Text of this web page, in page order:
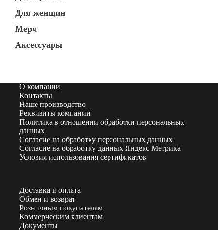
Для женщин
Мерч
Аксессуары
О компании
Контакты
Наше производство
Реквизиты компании
Политика в отношении обработки персональных
данных
Согласие на обработку персональных данных
Согласие на обработку данных Яндекс Метрика
Условия использования сертификатов
Доставка и оплата
Обмен и возврат
Розничным покупателям
Коммерческим клиентам
Документы